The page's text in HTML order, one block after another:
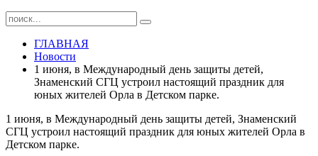
ГЛАВНАЯ
Новости
1 июня, в Международный день защиты детей,
Знаменский СГЦ устроил настоящий праздник для
юных жителей Орла в Детском парке.
1 июня, в Международный день защиты детей, Знаменский
СГЦ устроил настоящий праздник для юных жителей Орла в
Детском парке.